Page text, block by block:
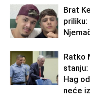
Brat
priliku:
Ratko
Hag
neće